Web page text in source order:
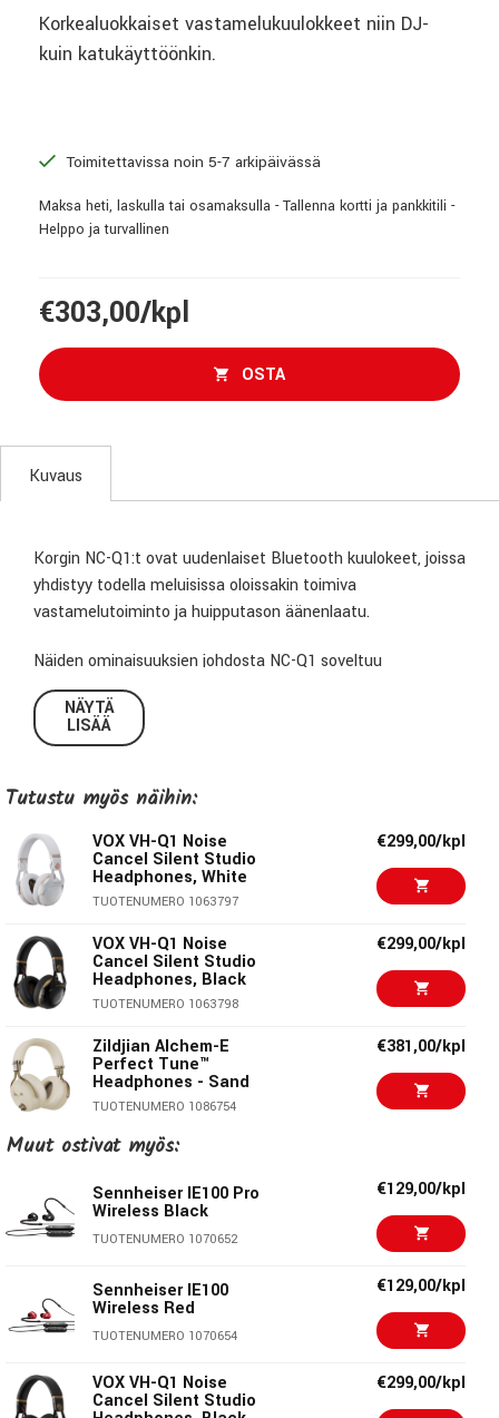
Korkealuokkaiset vastamelukuulokkeet niin DJ-
kuin katukäyttöönkin.
Toimitettavissa noin 5-7 arkipäivässä
Maksa heti, laskulla tai osamaksulla - Tallenna kortti ja pankkitili -
Helppo ja turvallinen
€303,00/kpl
OSTA
Kuvaus
Korgin NC-Q1:t ovat uudenlaiset Bluetooth kuulokeet, joissa
yhdistyy todella meluisissa oloissakin toimiva
vastamelutoiminto ja huipputason äänenlaatu.
Näiden ominaisuuksien johdosta NC-Q1 soveltuu
täydellisesti niin DJ:lle, rumpaleille kuin
monitorimiksaajillekin: minne tahansa, missä melun taso on
korkea.
- Ensiluokkainen vastamelutoiminto ja filtteröinti
- Attenuaatiotoiminto erityisen meluisiin ympäristöihin
- Smart monitoring, jossa äänenvoimakkuus ja EQ
- Kirkas ja tarkka erottelu laajalla taajuusvasteella
- Helpot kontrollit
- Bluetooth, Siri/Google apuri, tukee yleisimpiä
CODEC:ta
- Hands-free puhelut kirkkaalla äänellä ja hyvällä
mikrofonilla.
- 36 tunnin akunkesto sisäisellä akulla
Specifications
Colors available: Black / White
Dimensions：158.5 x 204.0 x 84.0
Weight：aprox321g（without cable） TBD
Diaphragm materials：5 layers of PEEK&PU
NÄYTÄ
LISÄÄ
Tutustu myös näihin:
VOX VH-Q1 Noise
Cancel Silent Studio
Headphones, White
TUOTENUMERO 1063797
€299,00/kpl
VOX VH-Q1 Noise
Cancel Silent Studio
Headphones, Black
TUOTENUMERO 1063798
€299,00/kpl
Zildjian Alchem-E
Perfect Tune™
Headphones - Sand
TUOTENUMERO 1086754
€381,00/kpl
Zildjian Alchem-E
Headphones -
Midnight Blue
Perfect Tune™
Headphones - Black
TUOTENUMERO 1086753
AlphaTheta HDJ-F10 €459,00/kpl
Muut ostivat myös:
Sennheiser IE100 Pro
Wireless Black
TUOTENUMERO 1070652
€129,00/kpl
Sennheiser IE100
Wireless Red
TUOTENUMERO 1070654
€129,00/kpl
VOX VH-Q1 Noise
Cancel Silent Studio
€299,00/kpl